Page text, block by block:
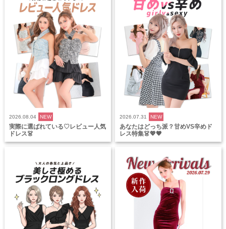
2026.08.04 NEW
実際に選ばれている♡レビュー人気
ドレス👗
2026.07.31 NEW
あなたはどっち派？甘めVS辛めド
レス特集👗💖🖤